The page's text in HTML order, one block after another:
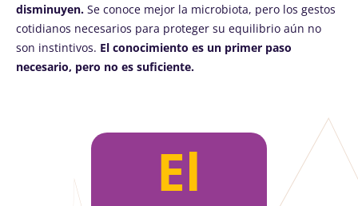
disminuyen. Se conoce mejor la microbiota, pero los gestos
cotidianos necesarios para proteger su equilibrio aún no
son instintivos. El conocimiento es un primer paso
necesario, pero no es suficiente.
El